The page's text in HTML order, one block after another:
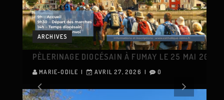
ARCHIVES
PÈLERINAGE DIOCÉSAIN À FUMAY LE 25 MAI 2026
MARIE-ODILE AVRIL 27, 2026 0